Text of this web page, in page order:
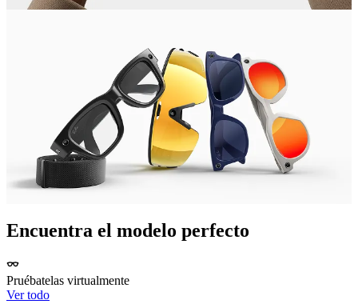
Encuentra el modelo perfecto
Pruébatelas virtualmente
Ver todo